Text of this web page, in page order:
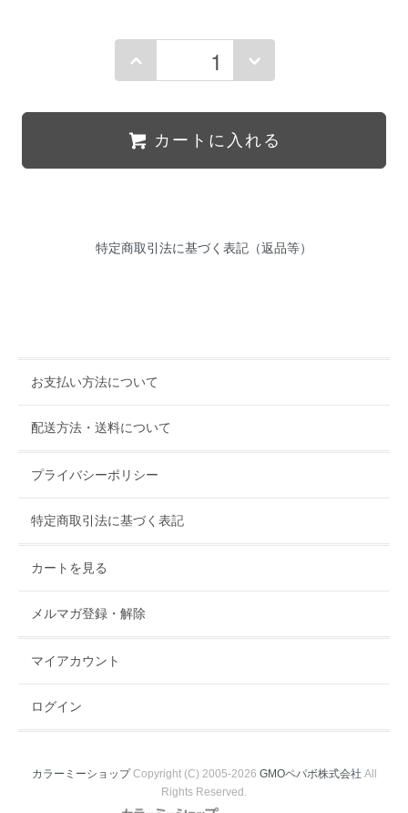
カートに入れる
特定商取引法に基づく表記（返品等）
お支払い方法について
配送方法・送料について
プライバシーポリシー
特定商取引法に基づく表記
カートを見る
メルマガ登録・解除
マイアカウント
ログイン
カラーミーショップCopyright (C) 2005-2026 GMOペパボ株式会社 All
Rights Reserved.